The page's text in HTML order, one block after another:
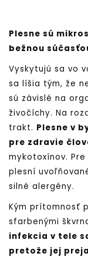
Plesne sú
bežnou
Vyskytujú sa vo
sa líšia tým, že
sú závislé na
živočíchy. Na
trakt. Plesne v
pre zdravie
mykotoxínov.
plesní
silné alergény.
Kým prítomnosť
sfarbenými
infekcia v tele
pretože jej